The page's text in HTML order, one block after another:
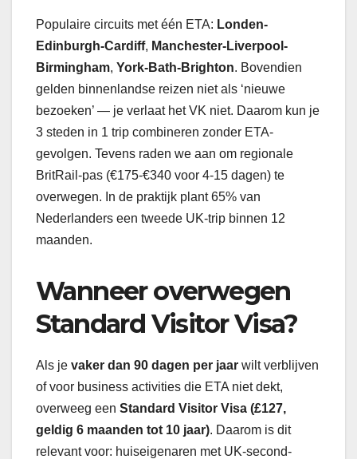
Populaire circuits met één ETA: Londen-
Edinburgh-Cardiff, Manchester-Liverpool-
Birmingham, York-Bath-Brighton. Bovendien
gelden binnenlandse reizen niet als ‘nieuwe
bezoeken’ — je verlaat het VK niet. Daarom kun je
3 steden in 1 trip combineren zonder ETA-
gevolgen. Tevens raden we aan om regionale
BritRail-pas (€175-€340 voor 4-15 dagen) te
overwegen. In de praktijk plant 65% van
Nederlanders een tweede UK-trip binnen 12
maanden.
Wanneer overwegen
Standard Visitor Visa?
Als je vaker dan 90 dagen per jaar wilt verblijven
of voor business activities die ETA niet dekt,
overweeg een Standard Visitor Visa (£127,
geldig 6 maanden tot 10 jaar). Daarom is dit
relevant voor: huiseigenaren met UK-second-